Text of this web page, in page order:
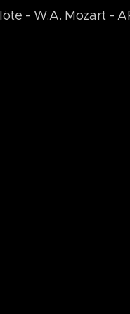
- W.A. Mozart -